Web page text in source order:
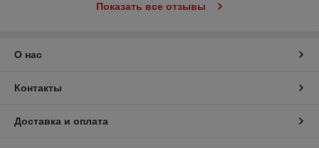
Показать все отзывы
О нас
Контакты
Доставка и оплата